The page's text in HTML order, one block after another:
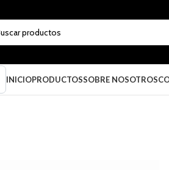
INICIOPRODUCTOSSOBRE NOSOTROS